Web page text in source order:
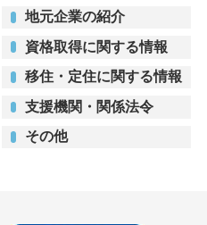
地元企業の紹介
資格取得に関する情報
移住・定住に関する情報
支援機関・関係法令
その他